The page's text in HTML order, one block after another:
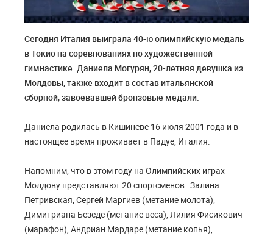
Сегодня Италия выиграла 40-ю олимпийскую медаль
в Токио на соревнованиях по художественной
гимнастике. Даниела Могурян, 20-летняя девушка из
Молдовы, также входит в состав итальянской
сборной, завоевавшей бронзовые медали.
Даниела родилась в Кишиневе 16 июля 2001 года и в
настоящее время проживает в Падуе, Италия.
Напомним, что в этом году на Олимпийских играх
Молдову представляют 20 спортсменов: Залина
Петривская, Сергей Маргиев (метание молота),
Димитриана Безеде (метание веса), Лилия Фисикович
(марафон), Андриан Мардаре (метание копья),